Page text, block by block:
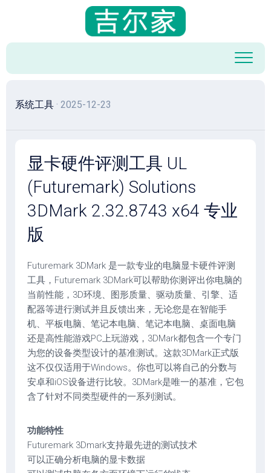
容
系统工具 · 2025-12-23
显卡硬件评测工具 UL
(Futuremark) Solutions
3DMark 2.32.8743 x64 专业
版
Futuremark 3DMark 是一款专业的电脑显卡硬件评测
工具，Futuremark 3DMark可以帮助你测评出你电脑的
当前性能，3D环境、图形质量、驱动质量、引擎、适
配器等进行测试并且反馈出来，无论您是在智能手
机、平板电脑、笔记本电脑、笔记本电脑、桌面电脑
还是高性能游戏PC上玩游戏，3DMark都包含一个专门
为您的设备类型设计的基准测试。这款3DMark正式版
这不仅仅适用于Windows。你也可以将自己的分数与
安卓和iOS设备进行比较。3DMark是唯一的基准，它包
含了针对不同类型硬件的一系列测试。
功能特性
Futuremark 3Dmark支持最先进的测试技术
可以正确分析电脑的显卡数据